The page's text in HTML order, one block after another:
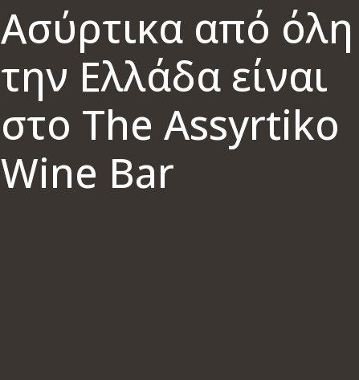
Ασύρτικα από όλη
την Ελλάδα είναι
στο The Assyrtiko
Wine Bar